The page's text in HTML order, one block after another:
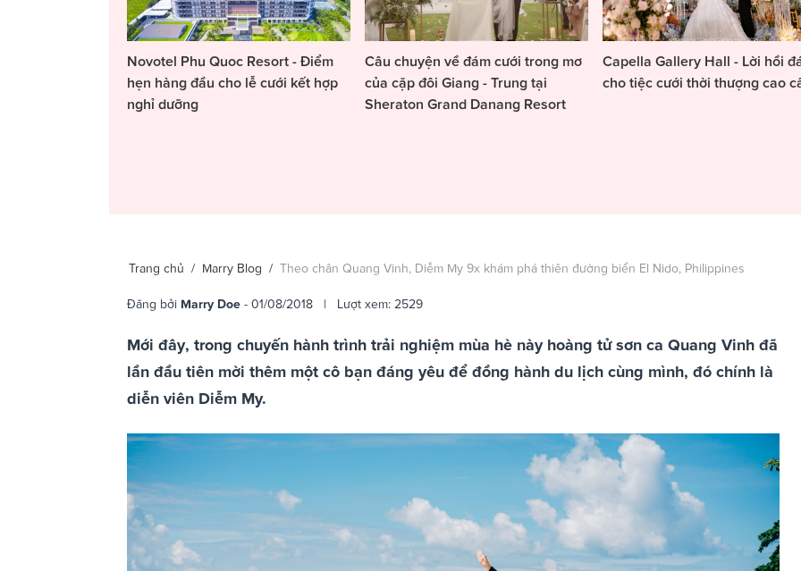
Novotel Phu Quoc Resort - Điểm
hẹn hàng đầu cho lễ cưới kết hợp
nghỉ dưỡng
Câu chuyện về đám cưới trong mơ
của cặp đôi Giang - Trung tại
Sheraton Grand Danang Resort
Capella Gallery Hall - Lời hồi
cho tiệc cưới thời thượng cao
Trang chủ / Marry Blog / Theo chân Quang Vinh, Diễm My 9x khám phá thiên đường biển El Nido, Philippines
Đăng bởi Marry Doe - 01/08/2018 | Lượt xem: 2529
Mới đây, trong chuyến hành trình trải nghiệm mùa hè này hoàng tử sơn ca Quang Vinh đã
lần đầu tiên mời thêm một cô bạn đáng yêu để đồng hành du lịch cùng mình, đó chính là
diễn viên Diễm My.